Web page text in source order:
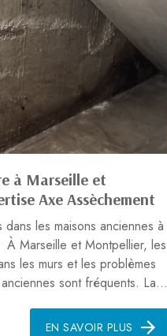
à Marseille et
Axe Assèchement
les maisons anciennes à
Marseille et Montpellier, les
les murs et les problèmes
sont fréquents. La...
EN SAVOIR PLUS